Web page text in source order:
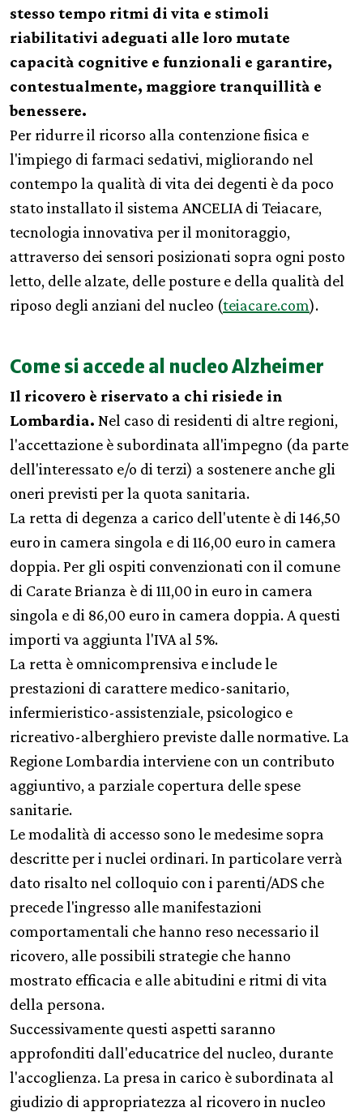
stesso tempo ritmi di vita e stimoli
riabilitativi adeguati alle loro mutate
capacità cognitive e funzionali e garantire,
contestualmente, maggiore tranquillità e
benessere.
Per ridurre il ricorso alla contenzione fisica e
l'impiego di farmaci sedativi, migliorando nel
contempo la qualità di vita dei degenti è da poco
stato installato il sistema ANCELIA di Teiacare,
tecnologia innovativa per il monitoraggio,
attraverso dei sensori posizionati sopra ogni posto
letto, delle alzate, delle posture e della qualità del
riposo degli anziani del nucleo (teiacare.com).
Come si accede al nucleo Alzheimer
Il ricovero è riservato a chi risiede in
Lombardia. Nel caso di residenti di altre regioni,
l'accettazione è subordinata all'impegno (da parte
dell'interessato e/o di terzi) a sostenere anche gli
oneri previsti per la quota sanitaria.
La retta di degenza a carico dell'utente è di 146,50
euro in camera singola e di 116,00 euro in camera
doppia. Per gli ospiti convenzionati con il comune
di Carate Brianza è di 111,00 in euro in camera
singola e di 86,00 euro in camera doppia. A questi
importi va aggiunta l'IVA al 5%.
La retta è omnicomprensiva e include le
prestazioni di carattere medico-sanitario,
infermieristico-assistenziale, psicologico e
ricreativo-alberghiero previste dalle normative. La
Regione Lombardia interviene con un contributo
aggiuntivo, a parziale copertura delle spese
sanitarie.
Le modalità di accesso sono le medesime sopra
descritte per i nuclei ordinari. In particolare verrà
dato risalto nel colloquio con i parenti/ADS che
precede l'ingresso alle manifestazioni
comportamentali che hanno reso necessario il
ricovero, alle possibili strategie che hanno
mostrato efficacia e alle abitudini e ritmi di vita
della persona.
Successivamente questi aspetti saranno
approfonditi dall'educatrice del nucleo, durante
l'accoglienza. La presa in carico è subordinata al
giudizio di appropriatezza al ricovero in nucleo